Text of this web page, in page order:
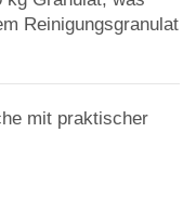
Reinigungsgranulat
mit praktischer